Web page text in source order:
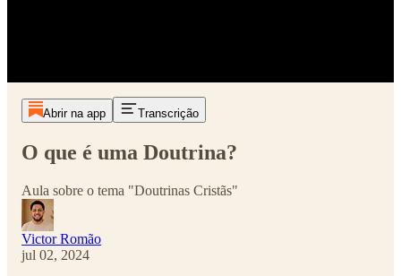
Abrir na app Transcrição
O que é uma Doutrina?
Aula sobre o tema "Doutrinas Cristãs"
Victor Romão
jul 02, 2024